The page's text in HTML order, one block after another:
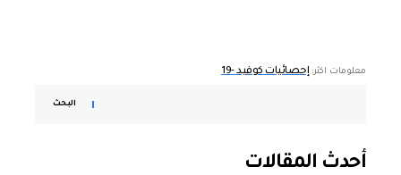
معلومات اكثر: إحصائيات كوفيد -19
البحث
أحدث المقالات